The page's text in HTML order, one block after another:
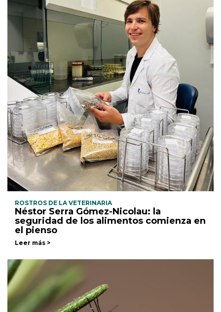
ROSTROS DE LA VETERINARIA
Néstor Serra Gómez-Nicolau: la
seguridad de los alimentos comienza en
el pienso
Leer más >